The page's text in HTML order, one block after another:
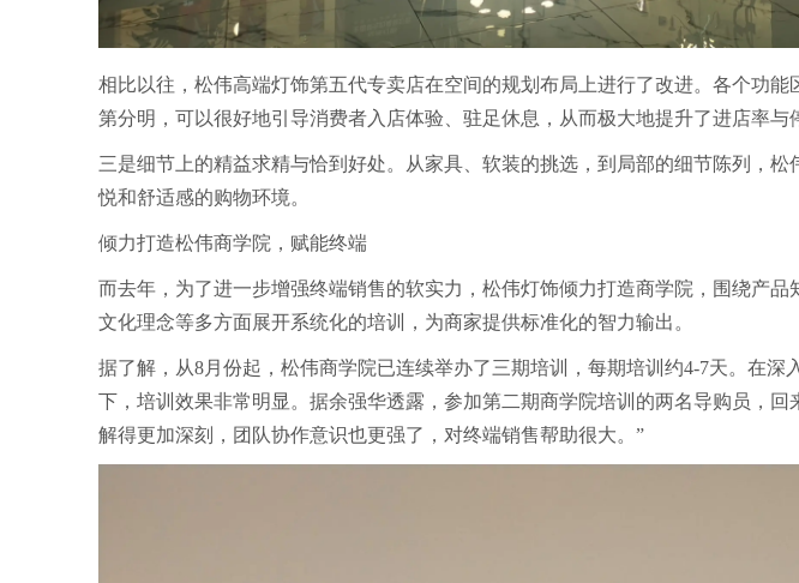
相比以往，松伟高端灯饰第五代专卖店在空间的规划布局上进行了改进。各个功
第分明，可以很好地引导消费者入店体验、驻足休息，从而极大地提升了进店率与
三是细节上的精益求精与恰到好处。从家具、软装的挑选，到局部的细节陈列，
悦和舒适感的购物环境。
倾力打造松伟商学院，赋能终端
而去年，为了进一步增强终端销售的软实力，松伟灯饰倾力打造商学院，围绕产品
文化理念等多方面展开系统化的培训，为商家提供标准化的智力输出。
据了解，从8月份起，松伟商学院已连续举办了三期培训，每期培训约4-7天。在深
下，培训效果非常明显。据余强华透露，参加第二期商学院培训的两名导购员，回
解得更加深刻，团队协作意识也更强了，对终端销售帮助很大。”